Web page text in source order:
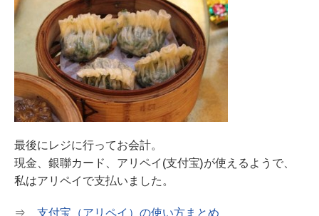
最後にレジに行ってお会計。
現金、銀聯カード、アリペイ(支付宝)が使えるようで、
私はアリペイで支払いました。
⇒ 支付宝（アリペイ）の使い方まとめ